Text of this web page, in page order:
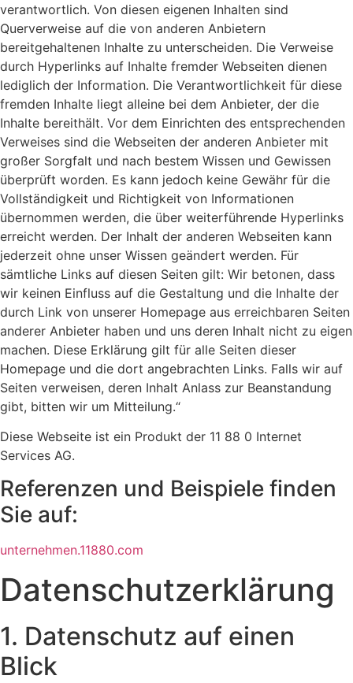
verantwortlich. Von diesen eigenen Inhalten sind
Querverweise auf die von anderen Anbietern
bereitgehaltenen Inhalte zu unterscheiden. Die Verweise
durch Hyperlinks auf Inhalte fremder Webseiten dienen
lediglich der Information. Die Verantwortlichkeit für diese
fremden Inhalte liegt alleine bei dem Anbieter, der die
Inhalte bereithält. Vor dem Einrichten des entsprechenden
Verweises sind die Webseiten der anderen Anbieter mit
großer Sorgfalt und nach bestem Wissen und Gewissen
überprüft worden. Es kann jedoch keine Gewähr für die
Vollständigkeit und Richtigkeit von Informationen
übernommen werden, die über weiterführende Hyperlinks
erreicht werden. Der Inhalt der anderen Webseiten kann
jederzeit ohne unser Wissen geändert werden. Für
sämtliche Links auf diesen Seiten gilt: Wir betonen, dass
wir keinen Einfluss auf die Gestaltung und die Inhalte der
durch Link von unserer Homepage aus erreichbaren Seiten
anderer Anbieter haben und uns deren Inhalt nicht zu eigen
machen. Diese Erklärung gilt für alle Seiten dieser
Homepage und die dort angebrachten Links. Falls wir auf
Seiten verweisen, deren Inhalt Anlass zur Beanstandung
gibt, bitten wir um Mitteilung.“
Diese Webseite ist ein Produkt der 11 88 0 Internet
Services AG.
Referenzen und Beispiele finden
Sie auf:​
unternehmen.11880.com
Datenschutz­erklärung
1. Datenschutz auf einen
Blick